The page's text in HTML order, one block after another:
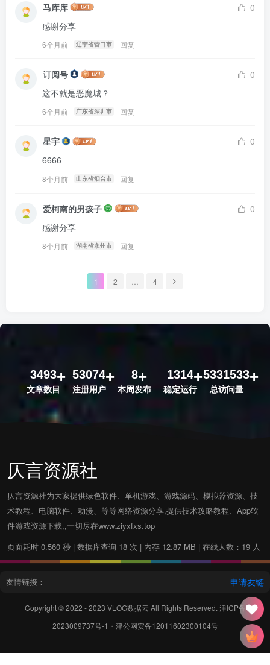
马库库
0
感谢分享
6个月前 辽宁省营口市 回复
订阅号
0
这不就是恶魔城？
6个月前 广东省深圳市 回复
星宇
0
6666
8个月前 山东省烟台市 回复
爱柯南的男孩子
0
感谢分享
8个月前 湖南省永州市 回复
1 2 4
3493
文章数目
53074
注册用户
8
本周发布
1314
稳定运行
5331533
总访问量
仄言资源社
仄言资源社为大家提供绿色软件、单机游戏、游戏源码、模拟器资源、技
术教程、电脑软件、动漫、等等网络资源分享,提供技术攻略教程、App软
件游戏资源下载,,一切尽在www.ziyxfxs.top
页面耗时 0.560 秒 | 数据库查询 18 次 | 内存 12.87 MB | 在线人数：19 人
友情链接： 申请友链
Copyright © 2022 - 2023 VLOG数据云 All Rights Reserved. 津ICP备
2023009737号-1 ・ 津公网安备12011602300104号